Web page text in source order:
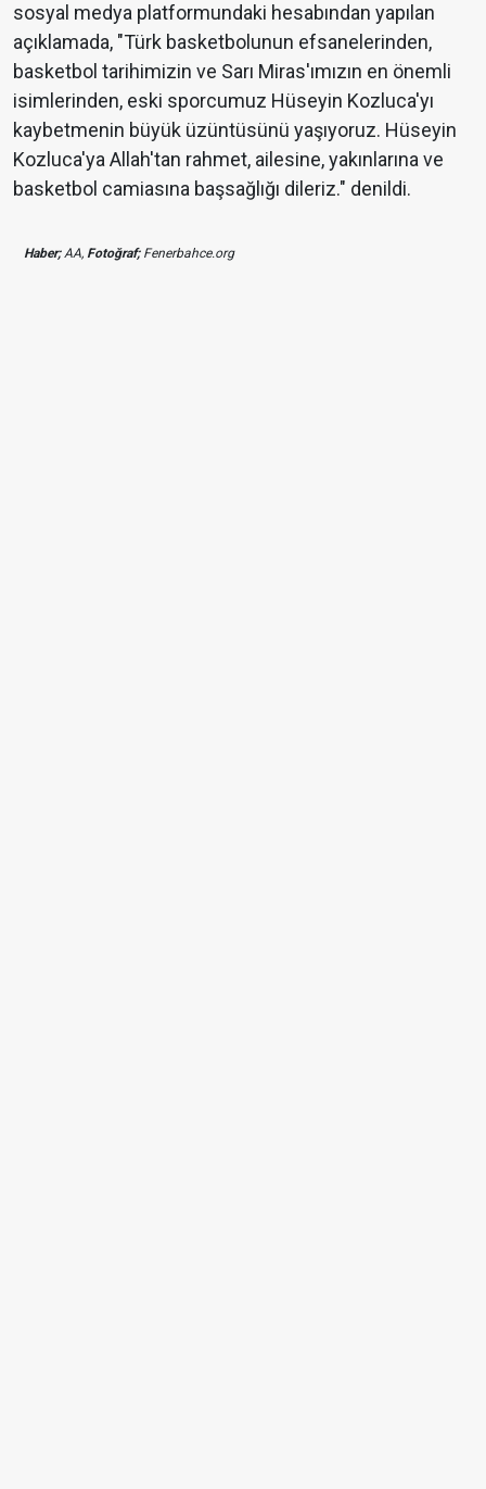
sosyal medya platformundaki hesabından yapılan
açıklamada, "Türk basketbolunun efsanelerinden,
basketbol tarihimizin ve Sarı Miras'ımızın en önemli
isimlerinden, eski sporcumuz Hüseyin Kozluca'yı
kaybetmenin büyük üzüntüsünü yaşıyoruz. Hüseyin
Kozluca'ya Allah'tan rahmet, ailesine, yakınlarına ve
basketbol camiasına başsağlığı dileriz." denildi.
Haber;AA, Fotoğraf;Fenerbahce.org